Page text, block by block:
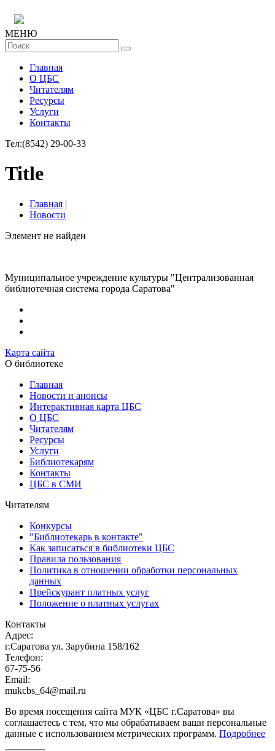
МЕНЮ
Главная
О ЦБС
Читателям
Ресурсы
Услуги
Контакты
Тел:(8542) 29-00-33
Title
Главная |
Новости
Элемент не найден
Муниципальное учреждение культуры "Централизованная
библиотечная система города Саратова"
Карта сайта
О библиотеке
Главная
Новости и анонсы
Интерактивная карта ЦБС
О ЦБС
Читателям
Ресурсы
Услуги
Библиотекарям
Контакты
ЦБС в СМИ
Читателям
Конкурсы
"Библиотекарь в контакте"
Как записаться в библиотеки ЦБС
Правила пользования
Политика в отношении обработки персональных
данных
Прейскурант платных услуг
Положение о платных услугах
Контакты
Адрес:
г.Саратова ул. Зарубина 158/162
Телефон:
67-75-56
Email:
mukcbs_64@mail.ru
Во время посещения сайта МУК «ЦБС г.Саратова» вы
соглашаетесь с тем, что мы обрабатываем ваши персональные
данные с использованием метрических программ. Подробнее